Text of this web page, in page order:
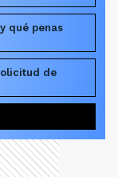
qué penas
de